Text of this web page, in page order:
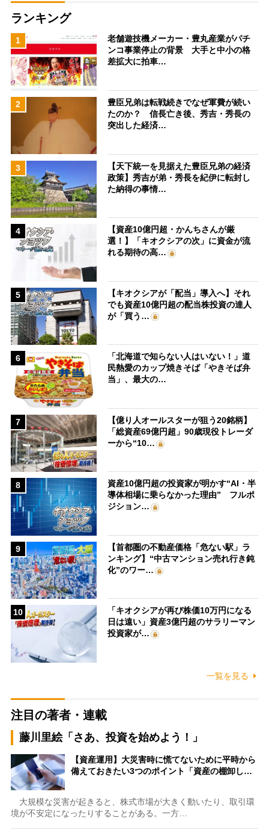
ランキング
1
老舗遊技機メーカー・豊丸産業がパチ
ンコ事業停止の背景 大手と中小の格
差拡大に拍車…
2
豊臣兄弟は転戦続きでなぜ軍費が続い
たのか？ 信長亡き後、秀吉・秀長の
突出した経済…
3
【天下統一を見据えた豊臣兄弟の経済
政策】秀吉が弟・秀長を紀伊に転封し
た納得の事情…
4
【資産10億円超・かんちさんが厳
選！】「キオクシアの次」に資金が流
れる期待の高…
5
【キオクシアが「配当」導入へ】それ
でも資産10億円超の配当株投資の達人
が「買う…
6
「北海道で知らない人はいない！」道
民熱愛のカップ焼きそば「やきそば弁
当」、最大の…
7
【億り人オールスターが狙う20銘柄】
「総資産69億円超」90歳現役トレーダ
ーから“10…
8
資産10億円超の投資家が明かす“AI・半
導体相場に乗らなかった理由” フルポ
ジション…
9
【首都圏の不動産価格「危ない駅」ラ
ンキング】“中古マンション売れ行き鈍
化”のワー…
10
「キオクシアが再び株価10万円になる
日は遠い」資産3億円超のサラリーマン
投資家が…
一覧を見る
注目の著者・連載
藤川里絵「さあ、投資を始めよう！」
【資産運用】大災害時に慌てないために平時から
備えておきたい3つのポイント「資産の棚卸し…
大規模な災害が起きると、株式市場が大きく動いたり、取引環
境が不安定になったりすることがある。一方…